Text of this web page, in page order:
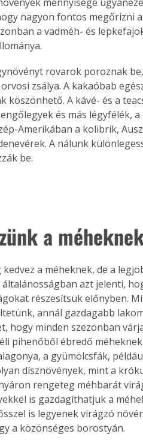
az
Old
Együtt jobban
Bővebb
Együtt jobban megéri! A
könyvek tetszőleges
párosítással
nagyon fontos megőrizni
a vadméh- és
rovarok poroznak
zsálya. A kakaóbab
köszönhető. A kávé- és a
és más légyfélék,
Amerikában a kolibrik,
A nálunk
be.
a
a méheknek, de a
általánosságban azt jelenti,
részesítsük előnyben.
annál gazdagabb
hogy minden szezonban
pihenőből ébredő
a gyümölcsfák,
dísznövények, mint a
rengeteg méhbarát
is gazdagíthatjuk a
is legyenek virágzó
a közönséges borostyán.